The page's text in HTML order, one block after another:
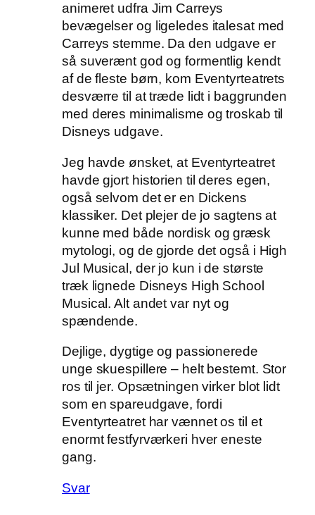
animeret udfra Jim Carreys
bevægelser og ligeledes italesat med
Carreys stemme. Da den udgave er
så suverænt god og formentlig kendt
af de fleste børn, kom Eventyrteatrets
desværre til at træde lidt i baggrunden
med deres minimalisme og troskab til
Disneys udgave.
Jeg havde ønsket, at Eventyrteatret
havde gjort historien til deres egen,
også selvom det er en Dickens
klassiker. Det plejer de jo sagtens at
kunne med både nordisk og græsk
mytologi, og de gjorde det også i High
Jul Musical, der jo kun i de største
træk lignede Disneys High School
Musical. Alt andet var nyt og
spændende.
Dejlige, dygtige og passionerede
unge skuespillere – helt bestemt. Stor
ros til jer. Opsætningen virker blot lidt
som en spareudgave, fordi
Eventyrteatret har vænnet os til et
enormt festfyrværkeri hver eneste
gang.
Svar